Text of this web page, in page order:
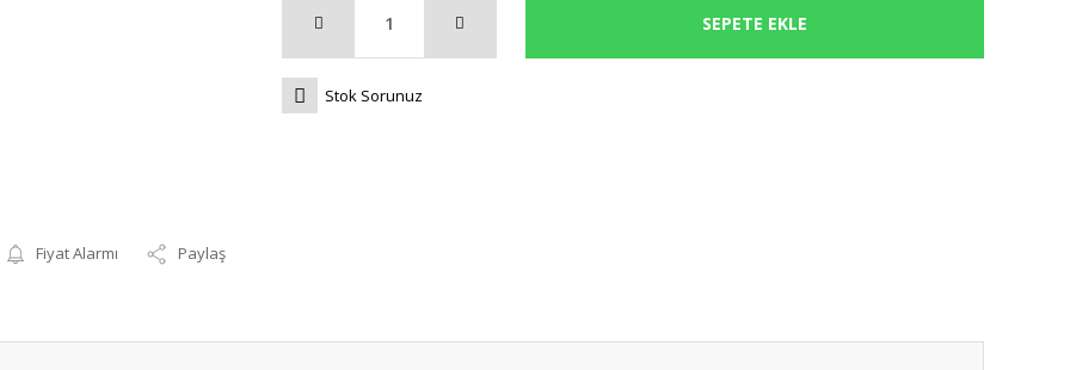
Fiyat Alarmı Paylaş
SEPETE EKLE
Stok Sorunuz